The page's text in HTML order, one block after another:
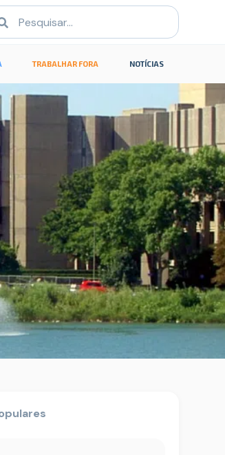
TRABALHAR FORA NOTÍCIAS